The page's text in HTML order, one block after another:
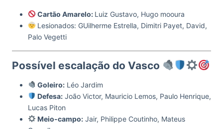
Cartão Amarelo: Luiz Gustavo, Hugo mooura
Lesionados: GUilherme Estrella, Dimitri Payet, David,
Palo Vegetti
Possível escalação do Vasco
Goleiro:Léo Jardim
Defesa:João Victor, Mauricio Lemos, Paulo Henrique,
Lucas Piton
Meio-campo:Jair, Philippe Coutinho, Mateus